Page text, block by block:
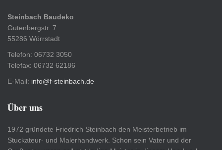
Steinbach Baudeko
Gutenbergstr. 7
55286 Wörrstadt
Telefon: 06732 3050
Telefax: 06732 62186
E-Mail: info@f-steinbach.de
Über uns
1972 gründete Friedrich Steinbach den Meisterbetrieb im
Stuckateur- und Malerhandwerk. Schon sein Vater und der